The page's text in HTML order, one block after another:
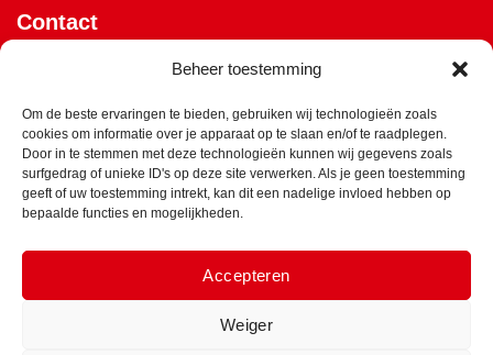
Beheer toestemming
Om de beste ervaringen te bieden, gebruiken wij technologieën zoals
cookies om informatie over je apparaat op te slaan en/of te raadplegen.
Door in te stemmen met deze technologieën kunnen wij gegevens zoals
surfgedrag of unieke ID's op deze site verwerken. Als je geen toestemming
geeft of uw toestemming intrekt, kan dit een nadelige invloed hebben op
bepaalde functies en mogelijkheden.
Accepteren
Weiger
Contact
Klik hier voor de routebeschrijving
info@ets-isolatie.nl
0547 - 850 975